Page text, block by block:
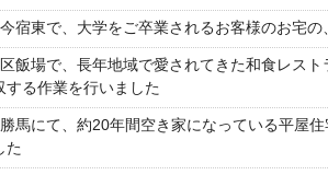
宿東で、大学をご卒業されるお客様のお宅
飯場で、長年地域で愛されてきた和食レス
る作業を行いました
馬にて、約20年間空き家になっている平屋
た